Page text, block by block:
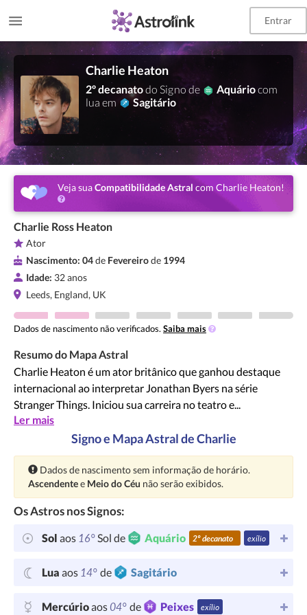
Entrar
Charlie Heaton
2º decanatodo Signo de Aquáriocom
lua em
Sagitário
Veja suaCompatibilidade Astral com Charlie Heaton!
Charlie Ross Heaton
Ator
Nascimento: 04de Fevereirode 1994
Idade: 32 anos
Leeds, England, UK
Dados de nascimento não verificados. Saiba mais
Resumo do Mapa Astral
Charlie Heaton é um ator britânico que ganhou destaque
internacional ao interpretar Jonathan Byers na série
Stranger Things. Iniciou sua carreira no teatro e...
Ler mais
Signo e Mapa Astral de Charlie
Atenção:
Dados de nascimento sem informação de horário.
Ascendentee Meio do Céu não serão exibidos.
Os Astros nos Signos:
Sol aos 16°Sol de Aquário 2º decanato exílio
Lua aos 14° de Sagitário
Mercúrioaos04° de Peixes exílio